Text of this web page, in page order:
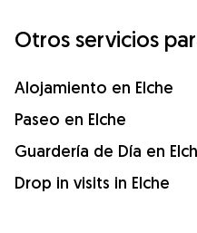
Otros servicios
Alojamiento en Elche
Paseo en Elche
Guardería de Día en
Drop in visits in Elche